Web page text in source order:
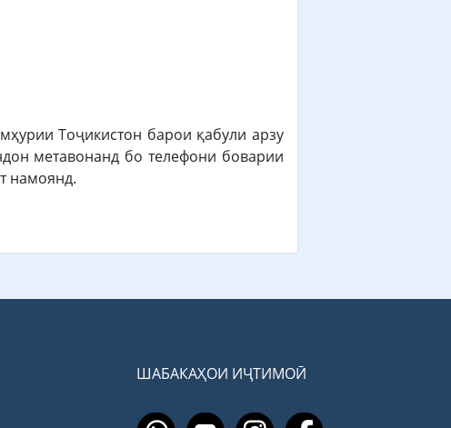
Тоҷикистон барои қабули арзу
метавонанд бо телефони боварии
намоянд.
ШАБАКАҲОИ ИҶТИМОӢ